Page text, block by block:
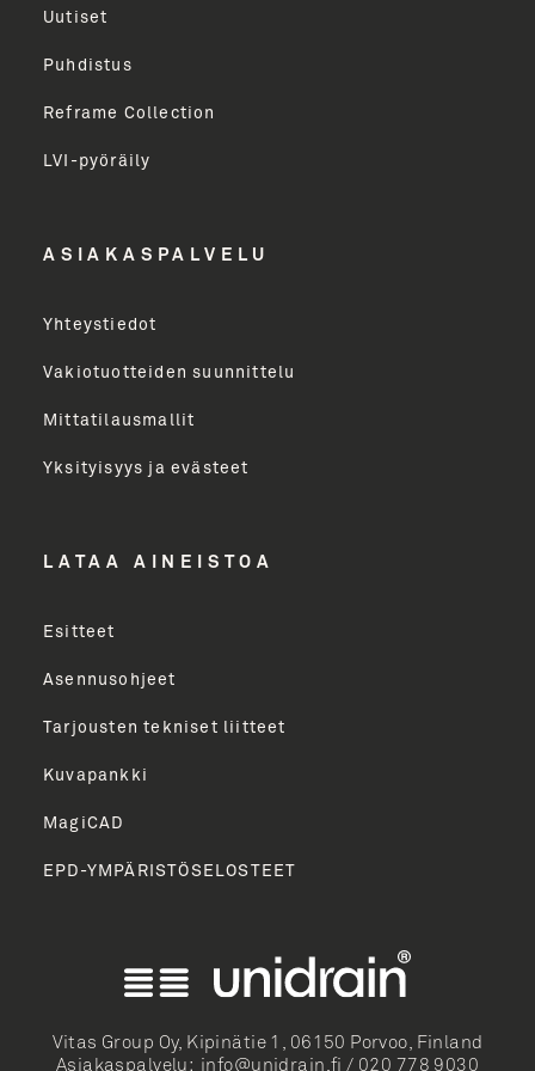
Svenska
Deutsch
milloin tahansa.
Etunimi
Yritys
LÄHETÄ
Uutiset
Puhdistus
Reframe Collection
LVI-pyöräily
ASIAKASPALVELU
Yhteystiedot
Vakiotuotteiden suunnittelu
Mittatilausmallit
Yksityisyys ja evästeet
LATAA AINEISTOA
Esitteet
Asennusohjeet
Tarjousten tekniset liitteet
Kuvapankki
MagiCAD
EPD-YMPÄRISTÖSELOSTEET
Vitas Group Oy, Kipinätie 1, 06150 Porvoo, Finland
Asiakaspalvelu: info@unidrain.fi / 020 778 9030